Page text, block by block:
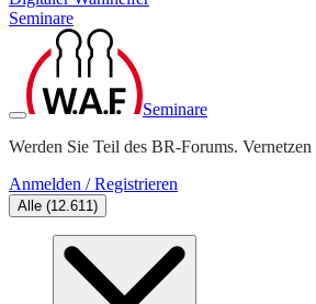
Seminare
Seminare
Werden Sie Teil des BR-Forums.
Anmelden / Registrieren
Alle (12.611)